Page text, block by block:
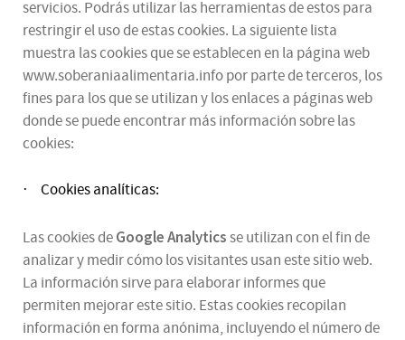
servicios. Podrás utilizar las herramientas de estos para
restringir el uso de estas cookies. La siguiente lista
muestra las cookies que se establecen en la página web
www.soberaniaalimentaria.info por parte de terceros, los
fines para los que se utilizan y los enlaces a páginas web
donde se puede encontrar más información sobre las
cookies:
· Cookies analíticas:
Las cookies deGoogle Analyticsse utilizan con el fin de
analizar y medir cómo los visitantes usan este sitio web.
La información sirve para elaborar informes que
permiten mejorar este sitio. Estas cookies recopilan
información en forma anónima, incluyendo el número de